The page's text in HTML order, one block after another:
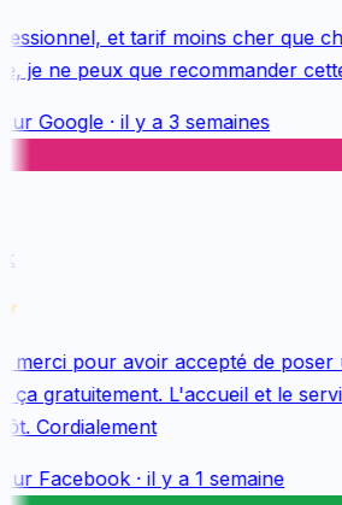
et tarif moins cher que
je ne peux que recommander cette
Google· il y a 3 semaines
pour avoir accepté de poser
gratuitement. L'accueil et le
Cordialement
Facebook· il y a 1 semaine